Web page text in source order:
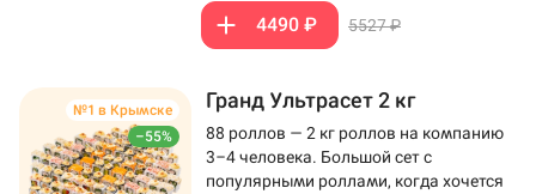
4490 ₽ 5527 ₽
–55%
№1 в Крымске Гранд Ультрасет 2 кг
88 роллов — 2 кг роллов на компанию
3–4 человека. Большой сет с
популярными роллами, когда хочется